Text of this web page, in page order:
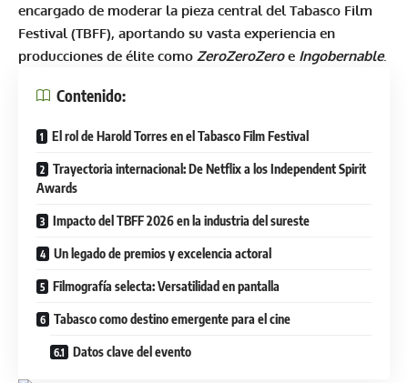
encargado de moderar la pieza central del Tabasco Film
Festival (TBFF), aportando su vasta experiencia en
producciones de élite como ZeroZeroZeroe Ingobernable.
Contenido:
El rol de Harold Torres en el Tabasco Film Festival
Trayectoria internacional: De Netflix a los Independent Spirit
Awards
Impacto del TBFF 2026 en la industria del sureste
Un legado de premios y excelencia actoral
Filmografía selecta: Versatilidad en pantalla
Tabasco como destino emergente para el cine
Datos clave del evento